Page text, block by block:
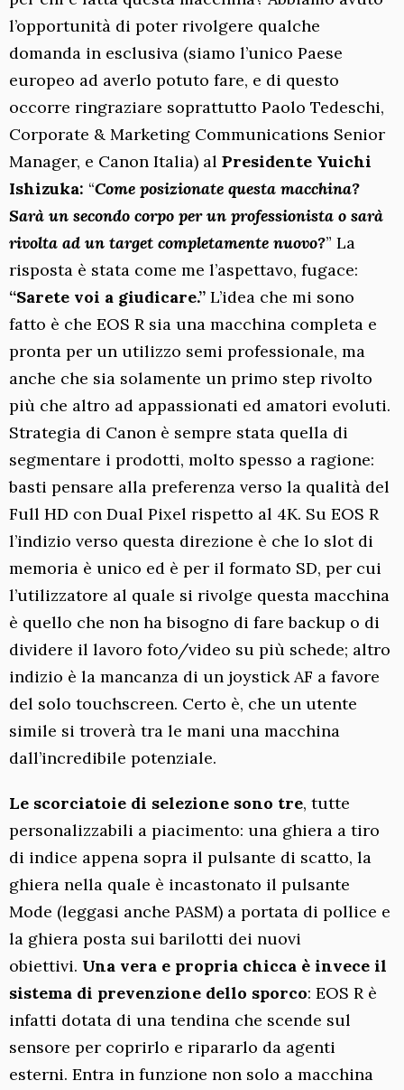
l’opportunità di poter rivolgere qualche
domanda in esclusiva (siamo l’unico Paese
europeo ad averlo potuto fare, e di questo
occorre ringraziare soprattutto Paolo Tedeschi,
Corporate & Marketing Communications Senior
Manager, e Canon Italia) al Presidente Yuichi
Ishizuka: “Come posizionate questa macchina?
Sarà un secondo corpo per un professionista o sarà
rivolta ad un target completamente nuovo?” La
risposta è stata come me l’aspettavo, fugace:
“Sarete voi a giudicare.” L’idea che mi sono
fatto è che EOS R sia una macchina completa e
pronta per un utilizzo semi professionale, ma
anche che sia solamente un primo step rivolto
più che altro ad appassionati ed amatori evoluti.
Strategia di Canon è sempre stata quella di
segmentare i prodotti, molto spesso a ragione:
basti pensare alla preferenza verso la qualità del
Full HD con Dual Pixel rispetto al 4K. Su EOS R
l’indizio verso questa direzione è che lo slot di
memoria è unico ed è per il formato SD, per cui
l’utilizzatore al quale si rivolge questa macchina
è quello che non ha bisogno di fare backup o di
dividere il lavoro foto/video su più schede; altro
indizio è la mancanza di un joystick AF a favore
del solo touchscreen. Certo è, che un utente
simile si troverà tra le mani una macchina
dall’incredibile potenziale.
Le scorciatoie di selezione sono tre, tutte
personalizzabili a piacimento: una ghiera a tiro
di indice appena sopra il pulsante di scatto, la
ghiera nella quale è incastonato il pulsante
Mode (leggasi anche PASM) a portata di pollice e
la ghiera posta sui barilotti dei nuovi
obiettivi. Una vera e propria chicca è invece il
sistema di prevenzione dello sporco: EOS R è
infatti dotata di una tendina che scende sul
sensore per coprirlo e ripararlo da agenti
esterni. Entra in funzione non solo a macchina